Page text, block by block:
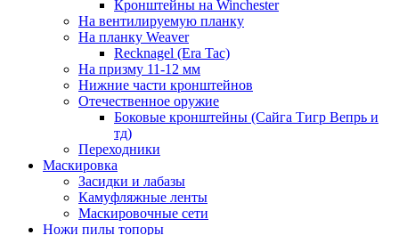
Кронштейны на Winchester
На вентилируемую планку
На планку Weaver
Recknagel (Era Tac)
На призму 11-12 мм
Нижние части кронштейнов
Отечественное оружие
Боковые кронштейны (Сайга Тигр Вепрь и
тд)
Переходники
Маскировка
Засидки и лабазы
Камуфляжные ленты
Маскировочные сети
Ножи пилы топоры